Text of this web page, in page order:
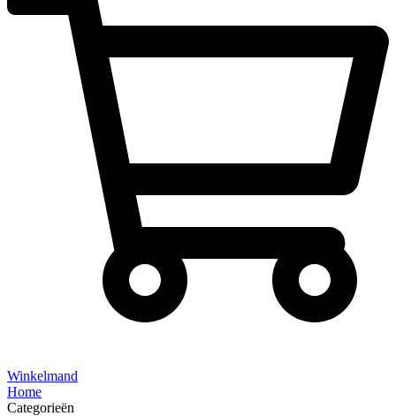
Winkelmand
Home
Categorieën